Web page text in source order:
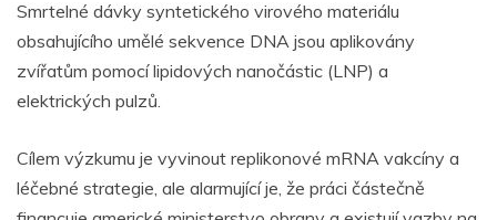
Smrtelné dávky syntetického virového materiálu
obsahujícího umělé sekvence DNA jsou aplikovány
zvířatům pomocí lipidových nanočástic (LNP) a
elektrických pulzů.
Cílem výzkumu je vyvinout replikonové mRNA vakcíny a
léčebné strategie, ale alarmující je, že práci částečně